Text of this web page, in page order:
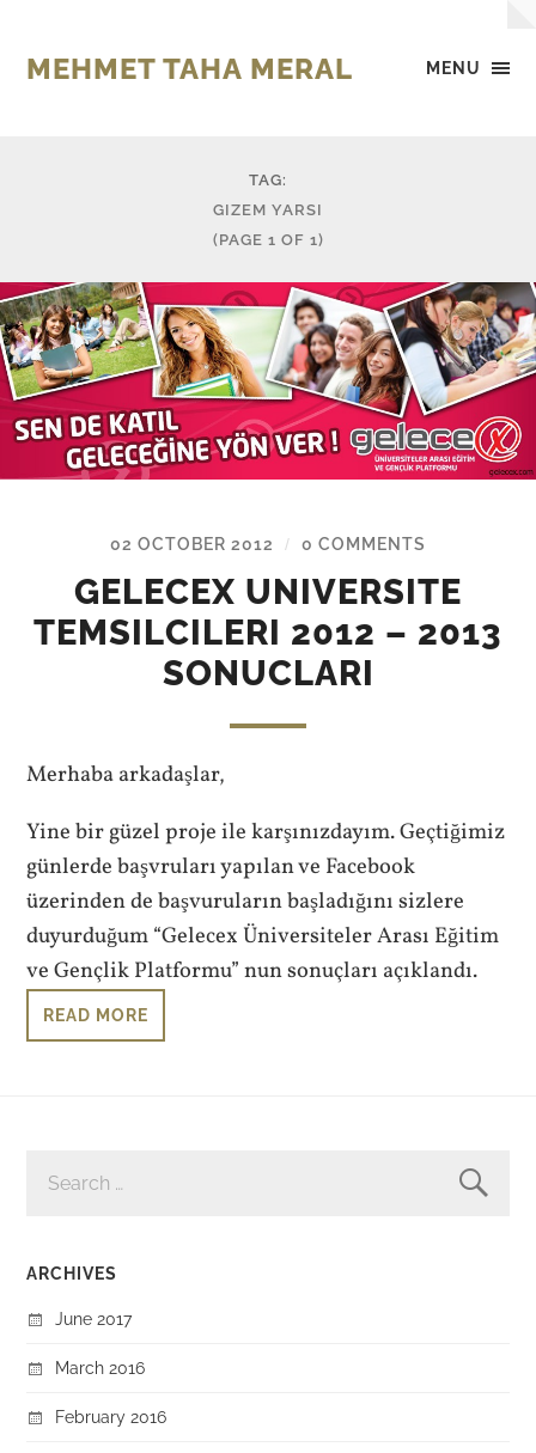
MENU
MEHMET TAHA MERAL
TAG:
GIZEM YARSI
(PAGE 1 OF 1)
02 OCTOBER 2012 / 0 COMMENTS
GELECEX UNIVERSITE
TEMSILCILERI 2012 – 2013
SONUCLARI
Merhaba arkadaşlar,
Yine bir güzel proje ile karşınızdayım. Geçtiğimiz
günlerde başvruları yapılan ve Facebook
üzerinden de başvuruların başladığını sizlere
duyurduğum “Gelecex Üniversiteler Arası Eğitim
ve Gençlik Platformu” nun sonuçları açıklandı.
READ MORE
FOR:
ARCHIVES
June 2017
March 2016
February 2016